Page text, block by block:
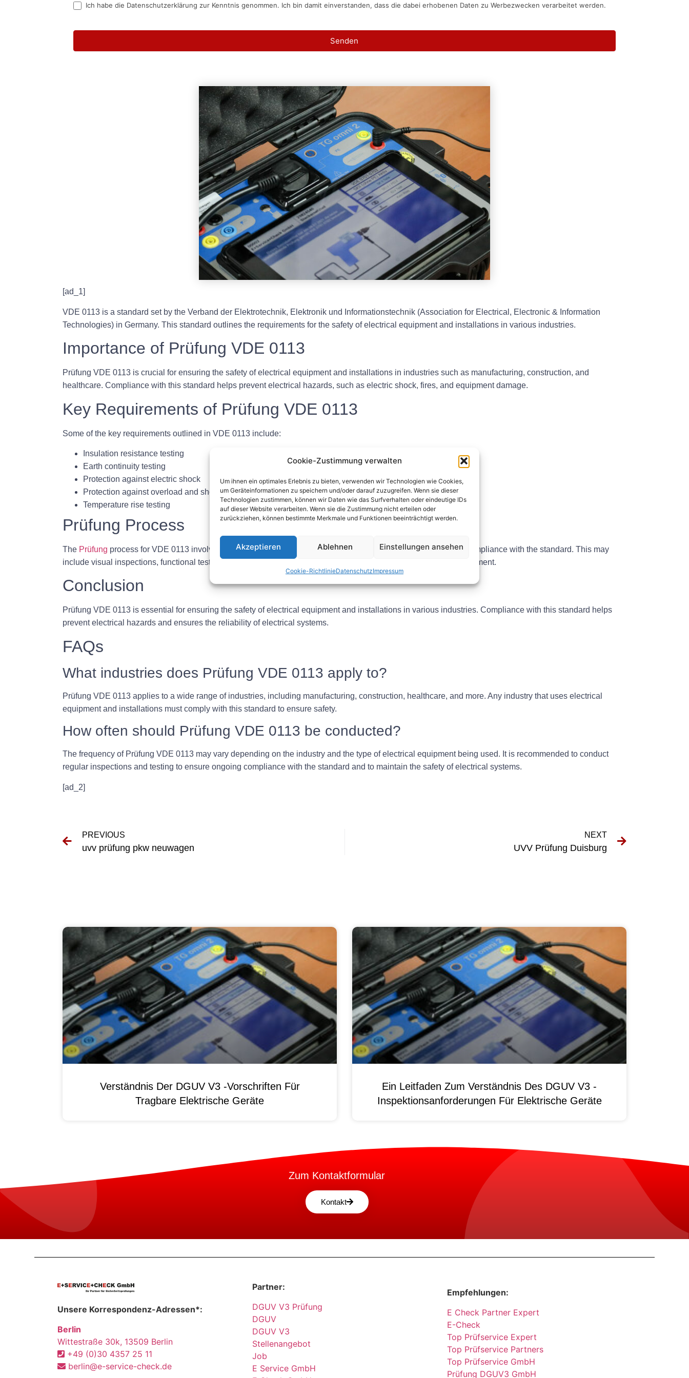
Cookie-Zustimmung verwalten
Um ihnen ein optimales Erlebnis zu bieten, verwenden wir Technologien wie Cookies,
um Geräteinformationen zu speichern und/oder darauf zuzugreifen. Wenn sie dieser
Technologien zustimmen, können wir Daten wie das Surfverhalten oder eindeutige IDs
auf dieser Website verarbeiten. Wenn sie die Zustimmung nicht erteilen oder
zurückziehen, können bestimmte Merkmale und Funktionen beeinträchtigt werden.
Akzeptieren Ablehnen Einstellungen ansehen
Cookie-RichtlinieDatenschutzImpressum
Ich habe die Datenschutzerklärung zur Kenntnis genommen. Ich bin damit einverstanden, dass die dabei erhobenen Daten zu Werbezwecken verarbeitet werden.
Senden
[ad_1]
VDE 0113 is a standard set by the Verband der Elektrotechnik, Elektronik und Informationstechnik (Association for Electrical, Electronic & Information
Technologies) in Germany. This standard outlines the requirements for the safety of electrical equipment and installations in various industries.
Importance of Prüfung VDE 0113
Prüfung VDE 0113 is crucial for ensuring the safety of electrical equipment and installations in industries such as manufacturing, construction, and
healthcare. Compliance with this standard helps prevent electrical hazards, such as electric shock, fires, and equipment damage.
Key Requirements of Prüfung VDE 0113
Some of the key requirements outlined in VDE 0113 include:
Insulation resistance testing
Earth continuity testing
Protection against electric shock
Protection against overload and short-circuit
Temperature rise testing
Prüfung Process
The Prüfung process for VDE 0113 involves thorough testing of electrical equipment and installations to ensure compliance with the standard. This may
include visual inspections, functional testing, and performance testing to verify the safety and reliability of the equipment.
Conclusion
Prüfung VDE 0113 is essential for ensuring the safety of electrical equipment and installations in various industries. Compliance with this standard helps
prevent electrical hazards and ensures the reliability of electrical systems.
FAQs
What industries does Prüfung VDE 0113 apply to?
Prüfung VDE 0113 applies to a wide range of industries, including manufacturing, construction, healthcare, and more. Any industry that uses electrical
equipment and installations must comply with this standard to ensure safety.
How often should Prüfung VDE 0113 be conducted?
The frequency of Prüfung VDE 0113 may vary depending on the industry and the type of electrical equipment being used. It is recommended to conduct
regular inspections and testing to ensure ongoing compliance with the standard and to maintain the safety of electrical systems.
[ad_2]
PREVIOUS
uvv prüfung pkw neuwagen
NEXT
UVV Prüfung Duisburg⁠
Verständnis Der DGUV V3 -Vorschriften Für
Tragbare Elektrische Geräte
Ein Leitfaden Zum Verständnis Des DGUV V3 -
Inspektionsanforderungen Für Elektrische Geräte
Zum Kontaktformular
Kontakt
Unsere Korrespondenz-Adressen*:
Berlin
Wittestraße 30k, 13509 Berlin
+49 (0)30 4357 25 11
berlin@e-service-check.de
Partner:
DGUV V3 Prüfung
DGUV
DGUV V3
Stellenangebot
Job
E Service GmbH
Empfehlungen:
E Check Partner Expert
E-Check
Top Prüfservice Expert
Top Prüfservice Partners
Top Prüfservice GmbH
Prüfung DGUV3 GmbH